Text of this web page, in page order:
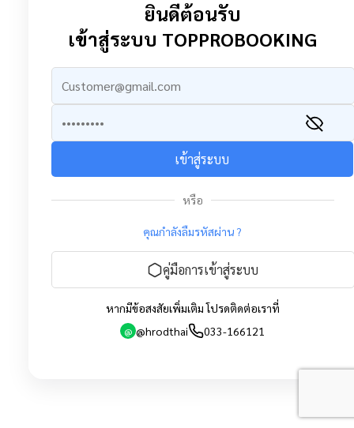
ยินดีต้อนรับ
เข้าสู่ระบบ TOPPROBOOKING
เข้าสู่ระบบ
หรือ
คุณกำลังลืมรหัสผ่าน ?
คู่มือการเข้าสู่ระบบ
หากมีข้อสงสัยเพิ่มเติม โปรดติดต่อเราที่
@ @hrodthai 033-166121